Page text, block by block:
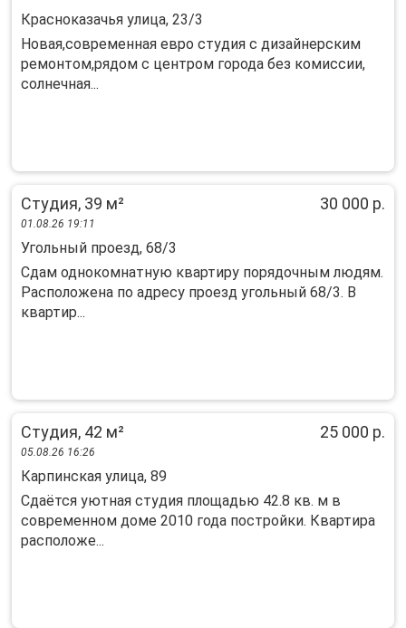
Красноказачья улица, 23/3
Новая,современная евро студия с дизайнерским
ремонтом,рядом с центром города без комиссии,
солнечная...
Студия, 39 м² 30 000 р.
01.08.26 19:11
Угольный проезд, 68/3
Сдам однокомнатную квартиру порядочным людям.
Расположена по адресу проезд угольный 68/3. В
квартир...
Студия, 42 м² 25 000 р.
05.08.26 16:26
Карпинская улица, 89
Сдаётся уютная студия площадью 42.8 кв. м в
современном доме 2010 года постройки. Квартира
расположе...